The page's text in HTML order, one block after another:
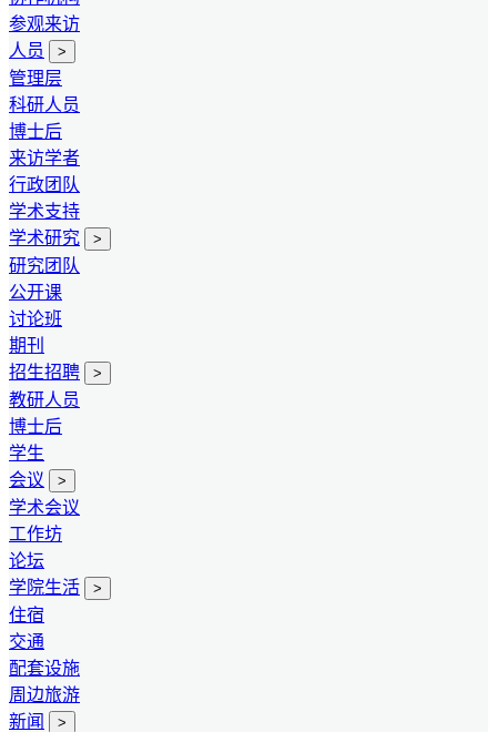
参观来访
人员
>
管理层
科研人员
博士后
来访学者
行政团队
学术支持
学术研究
>
研究团队
公开课
讨论班
期刊
招生招聘
>
教研人员
博士后
学生
会议
>
学术会议
工作坊
论坛
学院生活
>
住宿
交通
配套设施
周边旅游
新闻
>